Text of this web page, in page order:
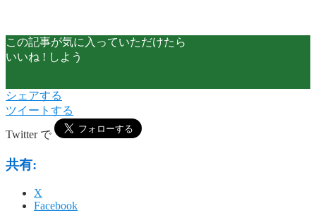
この記事が気に入っていただけたら
いいね ! しよう
シェアする
ツイートする
Twitter で
共有:
X
Facebook